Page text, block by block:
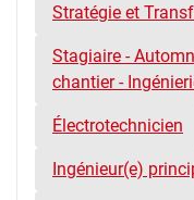
Stratégie et
Stagiaire -
chantier -
Électrotechnicien
Ingénieur(e)